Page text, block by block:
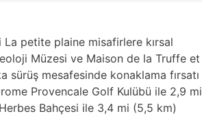
petite plaine misafirlere kırsal
Müzesi ve Maison de la Truffe et
sürüş mesafesinde konaklama fırsatı
Provencale Golf Kulübü ile 2,9 mi
Bahçesi ile 3,4 mi (5,5 km)